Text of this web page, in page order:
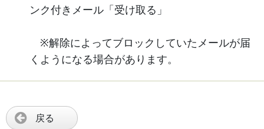
ンク付きメール「受け取る」
※解除によってブロックしていたメールが届
くようになる場合があります。
戻る